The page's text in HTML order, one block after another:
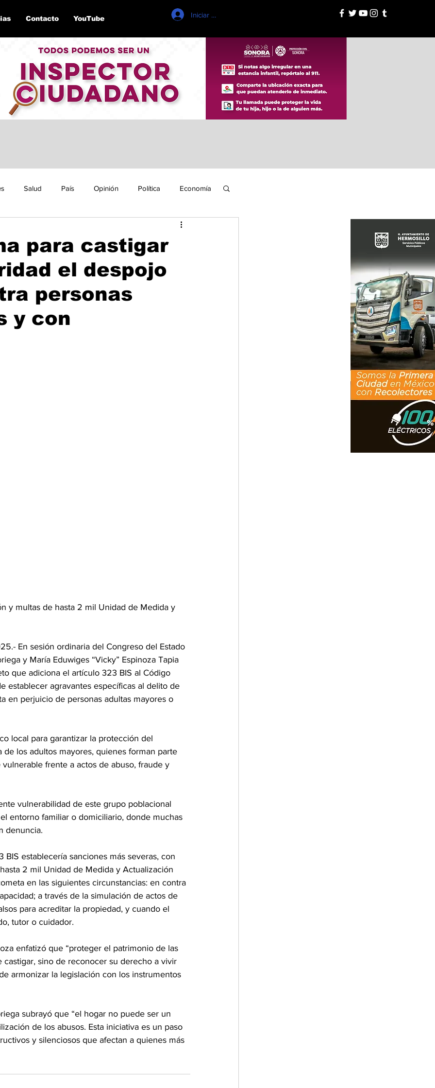
Contacto YouTube Iniciar sesión
Salud País Opinión Política Economía
para castigar
el despojo
personas
y con
y multas de hasta 2 mil Unidad de Medida y
En sesión ordinaria del Congreso del Estado
y María Eduwiges “Vicky” Espinoza Tapia
que adiciona el artículo 323 BIS al Código
establecer agravantes específicas al delito de
en perjuicio de personas adultas mayores o
local para garantizar la protección del
los adultos mayores, quienes forman parte
frente a actos de abuso, fraude y
vulnerabilidad de este grupo poblacional
entorno familiar o domiciliario, donde muchas
denuncia.
establecería sanciones más severas, con
2 mil Unidad de Medida y Actualización
en las siguientes circunstancias: en contra
a través de la simulación de actos de
para acreditar la propiedad, y cuando el
tutor o cuidador.
enfatizó que “proteger el patrimonio de las
castigar, sino de reconocer su derecho a vivir
armonizar la legislación con los instrumentos
subrayó que “el hogar no puede ser un
de los abusos. Esta iniciativa es un paso
y silenciosos que afectan a quienes más